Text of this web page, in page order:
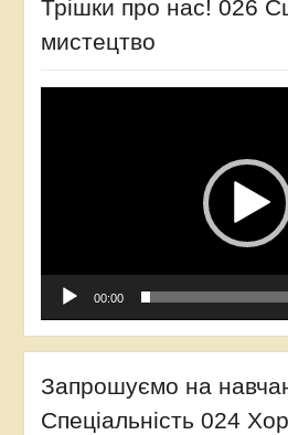
Трішки про нас! 026
мистецтво
00:00
Запрошуємо на
Спеціальність 024